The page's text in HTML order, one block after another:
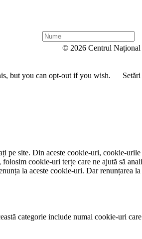
N
u
© 2026 Centrul
but you can opt-out if you wish.
site. Din aceste cookie-uri, cookie-
cookie-uri terțe care ne ajută să
la aceste cookie-uri. Dar renunțarea
categorie include numai cookie-uri